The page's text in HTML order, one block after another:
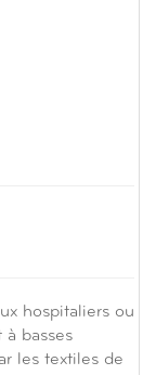
hospitaliers ou
basses
les textiles de